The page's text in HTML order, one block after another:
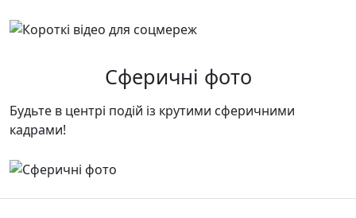
Сферичні фото
Будьте в центрі подій із крутими сферичними
кадрами!